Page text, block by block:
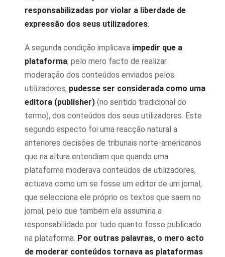
responsabilizadas por violar a liberdade de
expressão dos seus utilizadores.
A segunda condição implicava impedir que a
plataforma, pelo mero facto de realizar
moderação dos conteúdos enviados pelos
utilizadores, pudesse ser considerada como uma
editora (publisher) (no sentido tradicional do
termo), dos conteúdos dos seus utilizadores. Este
segundo aspecto foi uma reacção natural a
anteriores decisões de tribunais norte-americanos
que na altura entendiam que quando uma
plataforma moderava conteúdos de utilizadores,
actuava como um se fosse um editor de um jornal,
que selecciona ele próprio os textos que saem no
jornal, pelo que também ela assumiria a
responsabilidade por tudo quanto fosse publicado
na plataforma. Por outras palavras, o mero acto
de moderar conteúdos tornava as plataformas